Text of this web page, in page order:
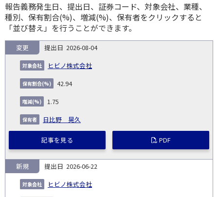
報告義務発生日、提出日、証券コード、対象会社、業種、
種別、保有割合(%)、増減(%)、保有者をクリックすると
「並び替え」を行うことができます。
NO.
告
義
務
発
生
日
提
出
日
証券
ド
対
2026-08-04
ヒビノ株式会社
変更
42.94
1.75
日比野 晃久
記事を見る PDF
2026-06-22
ヒビノ株式会社
新規